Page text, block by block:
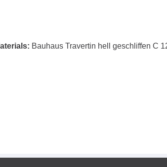
Bauhaus Travertin hell geschliffen C